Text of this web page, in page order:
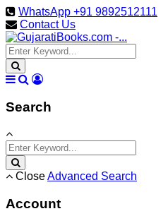
WhatsApp +91 9892512111
Contact Us
Search
CloseAdvanced Search
Account